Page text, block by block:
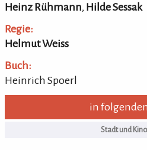
Heinz Rühmann, Hilde Sessak
Regie:
Helmut Weiss
Buch:
Heinrich Spoerl
in